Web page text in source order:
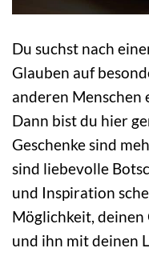
Du suchst nach
Glauben auf
anderen Menschen
Dann bist du hier
Geschenke sind
sind liebevolle
und Inspiration
Möglichkeit, deinen
und ihn mit deinen